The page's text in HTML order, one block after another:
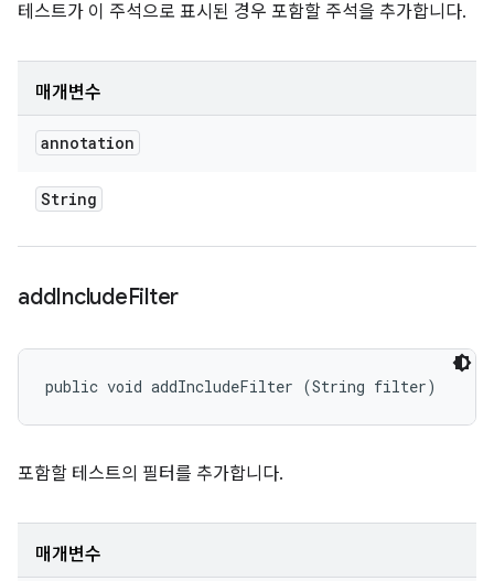
테스트가 이 주석으로 표시된 경우 포함할 주석을 추가합니다.
매개변수
annotation
String
addIncludeFilter
public void addIncludeFilter (String filter)
포함할 테스트의 필터를 추가합니다.
매개변수